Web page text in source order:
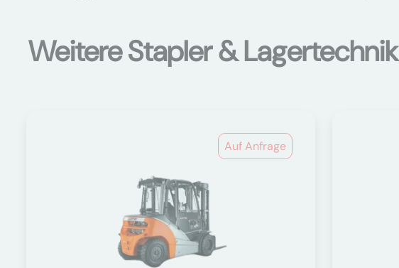
Weitere Stapler & Lagertechnik
Auf Anfrage